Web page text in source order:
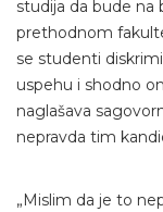
studija da bude na
prethodnom
se studenti
uspehu i shodno
naglašava
nepravda tim
„Mislim da je to